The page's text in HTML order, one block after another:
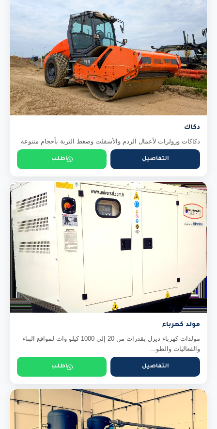
دكاك
دكاكات ورولرات لأعمال الردم والأسفلت وضغط التربة بأحجام متنوعة
التفاصيل اطلب
مولد كهرباء
مولدات كهرباء ديزل بقدرات من 20 إلى 1000 كيلو وات لمواقع البناء
والفعاليات والطو...
التفاصيل اطلب